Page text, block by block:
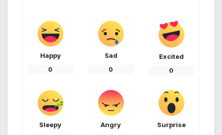
Happy
0
Sad
0
Excited
0
Sleepy Angry Surprise